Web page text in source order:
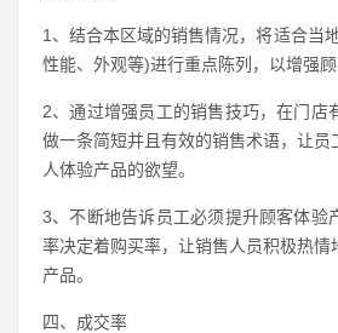
1、结合本区域的销售情况，将适合当
性能、外观等)进行重点陈列，以增强顾
2、通过增强员工的销售技巧，在门店
做一条简短并且有效的销售术语，让员
人体验产品的欲望。
3、不断地告诉员工必须提升顾客体验
率决定着购买率，让销售人员积极热情
产品。
四、成交率